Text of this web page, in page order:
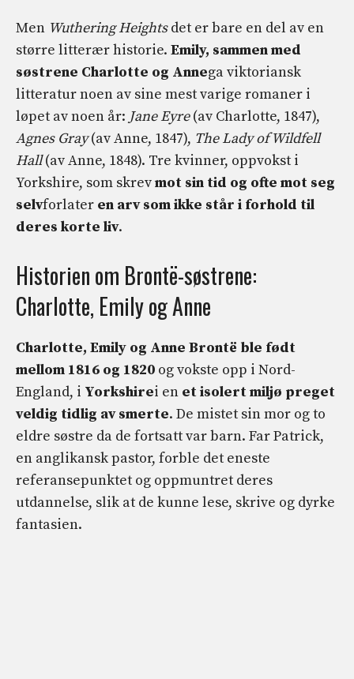
Men Wuthering Heightsdet er bare en del av en
større litterær historie. Emily, sammen med
søstrene Charlotte og Annega viktoriansk
litteratur noen av sine mest varige romaner i
løpet av noen år: Jane Eyre(av Charlotte, 1847),
Agnes Gray(av Anne, 1847), The Lady of Wildfell
Hall(av Anne, 1848). Tre kvinner, oppvokst i
Yorkshire, som skrevmot sin tid og ofte mot seg
selvforlater en arv som ikke står i forhold til
deres korte liv.
Historien om Brontë-søstrene:
Charlotte, Emily og Anne
Charlotte, Emily og Anne Brontë ble født
mellom 1816 og 1820 og vokste opp i Nord-
England, i Yorkshirei en et isolert miljø preget
veldig tidlig av smerte. De mistet sin mor og to
eldre søstre da de fortsatt var barn. Far Patrick,
en anglikansk pastor, forble det eneste
referansepunktet og oppmuntret deres
utdannelse, slik at de kunne lese, skrive og dyrke
fantasien.